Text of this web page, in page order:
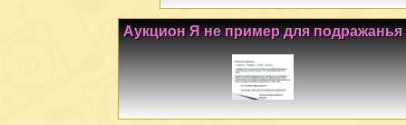
Аукцион Я не пример для подражанья